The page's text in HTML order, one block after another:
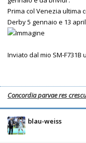
Prima col Venezia ultima
Derby 5 gennaio e 13
Inviato dal mio SM-
Concordia parvae res
blau-weiss